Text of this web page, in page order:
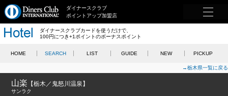
ダイナースクラブ
ポイントアップ加盟店
ダイナースクラブカードを使うだけで、
100円につき+1ポイントのボーナスポイント
HOME SEARCH LIST GUIDE NEW PICKUP
→栃木県一覧に戻る
山楽 【栃木／鬼怒川温泉】
サンラク